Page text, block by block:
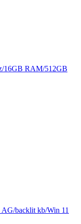
16GB RAM/512GB
backlit kb/Win 11